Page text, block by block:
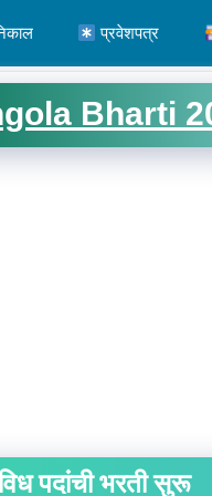
प्रवेशपत्र
Bharti
पदांची भरती सुरू